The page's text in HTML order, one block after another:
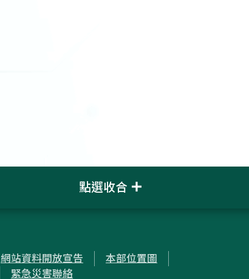
點選收合
網站資料開放宣告
本部位置圖
緊急災害聯絡